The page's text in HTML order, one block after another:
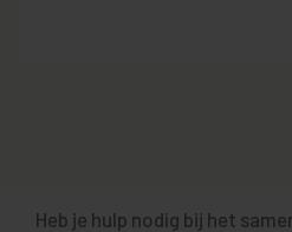
Heb je hulp nodig bij het